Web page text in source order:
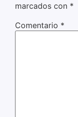
marcados con *
Comentario *